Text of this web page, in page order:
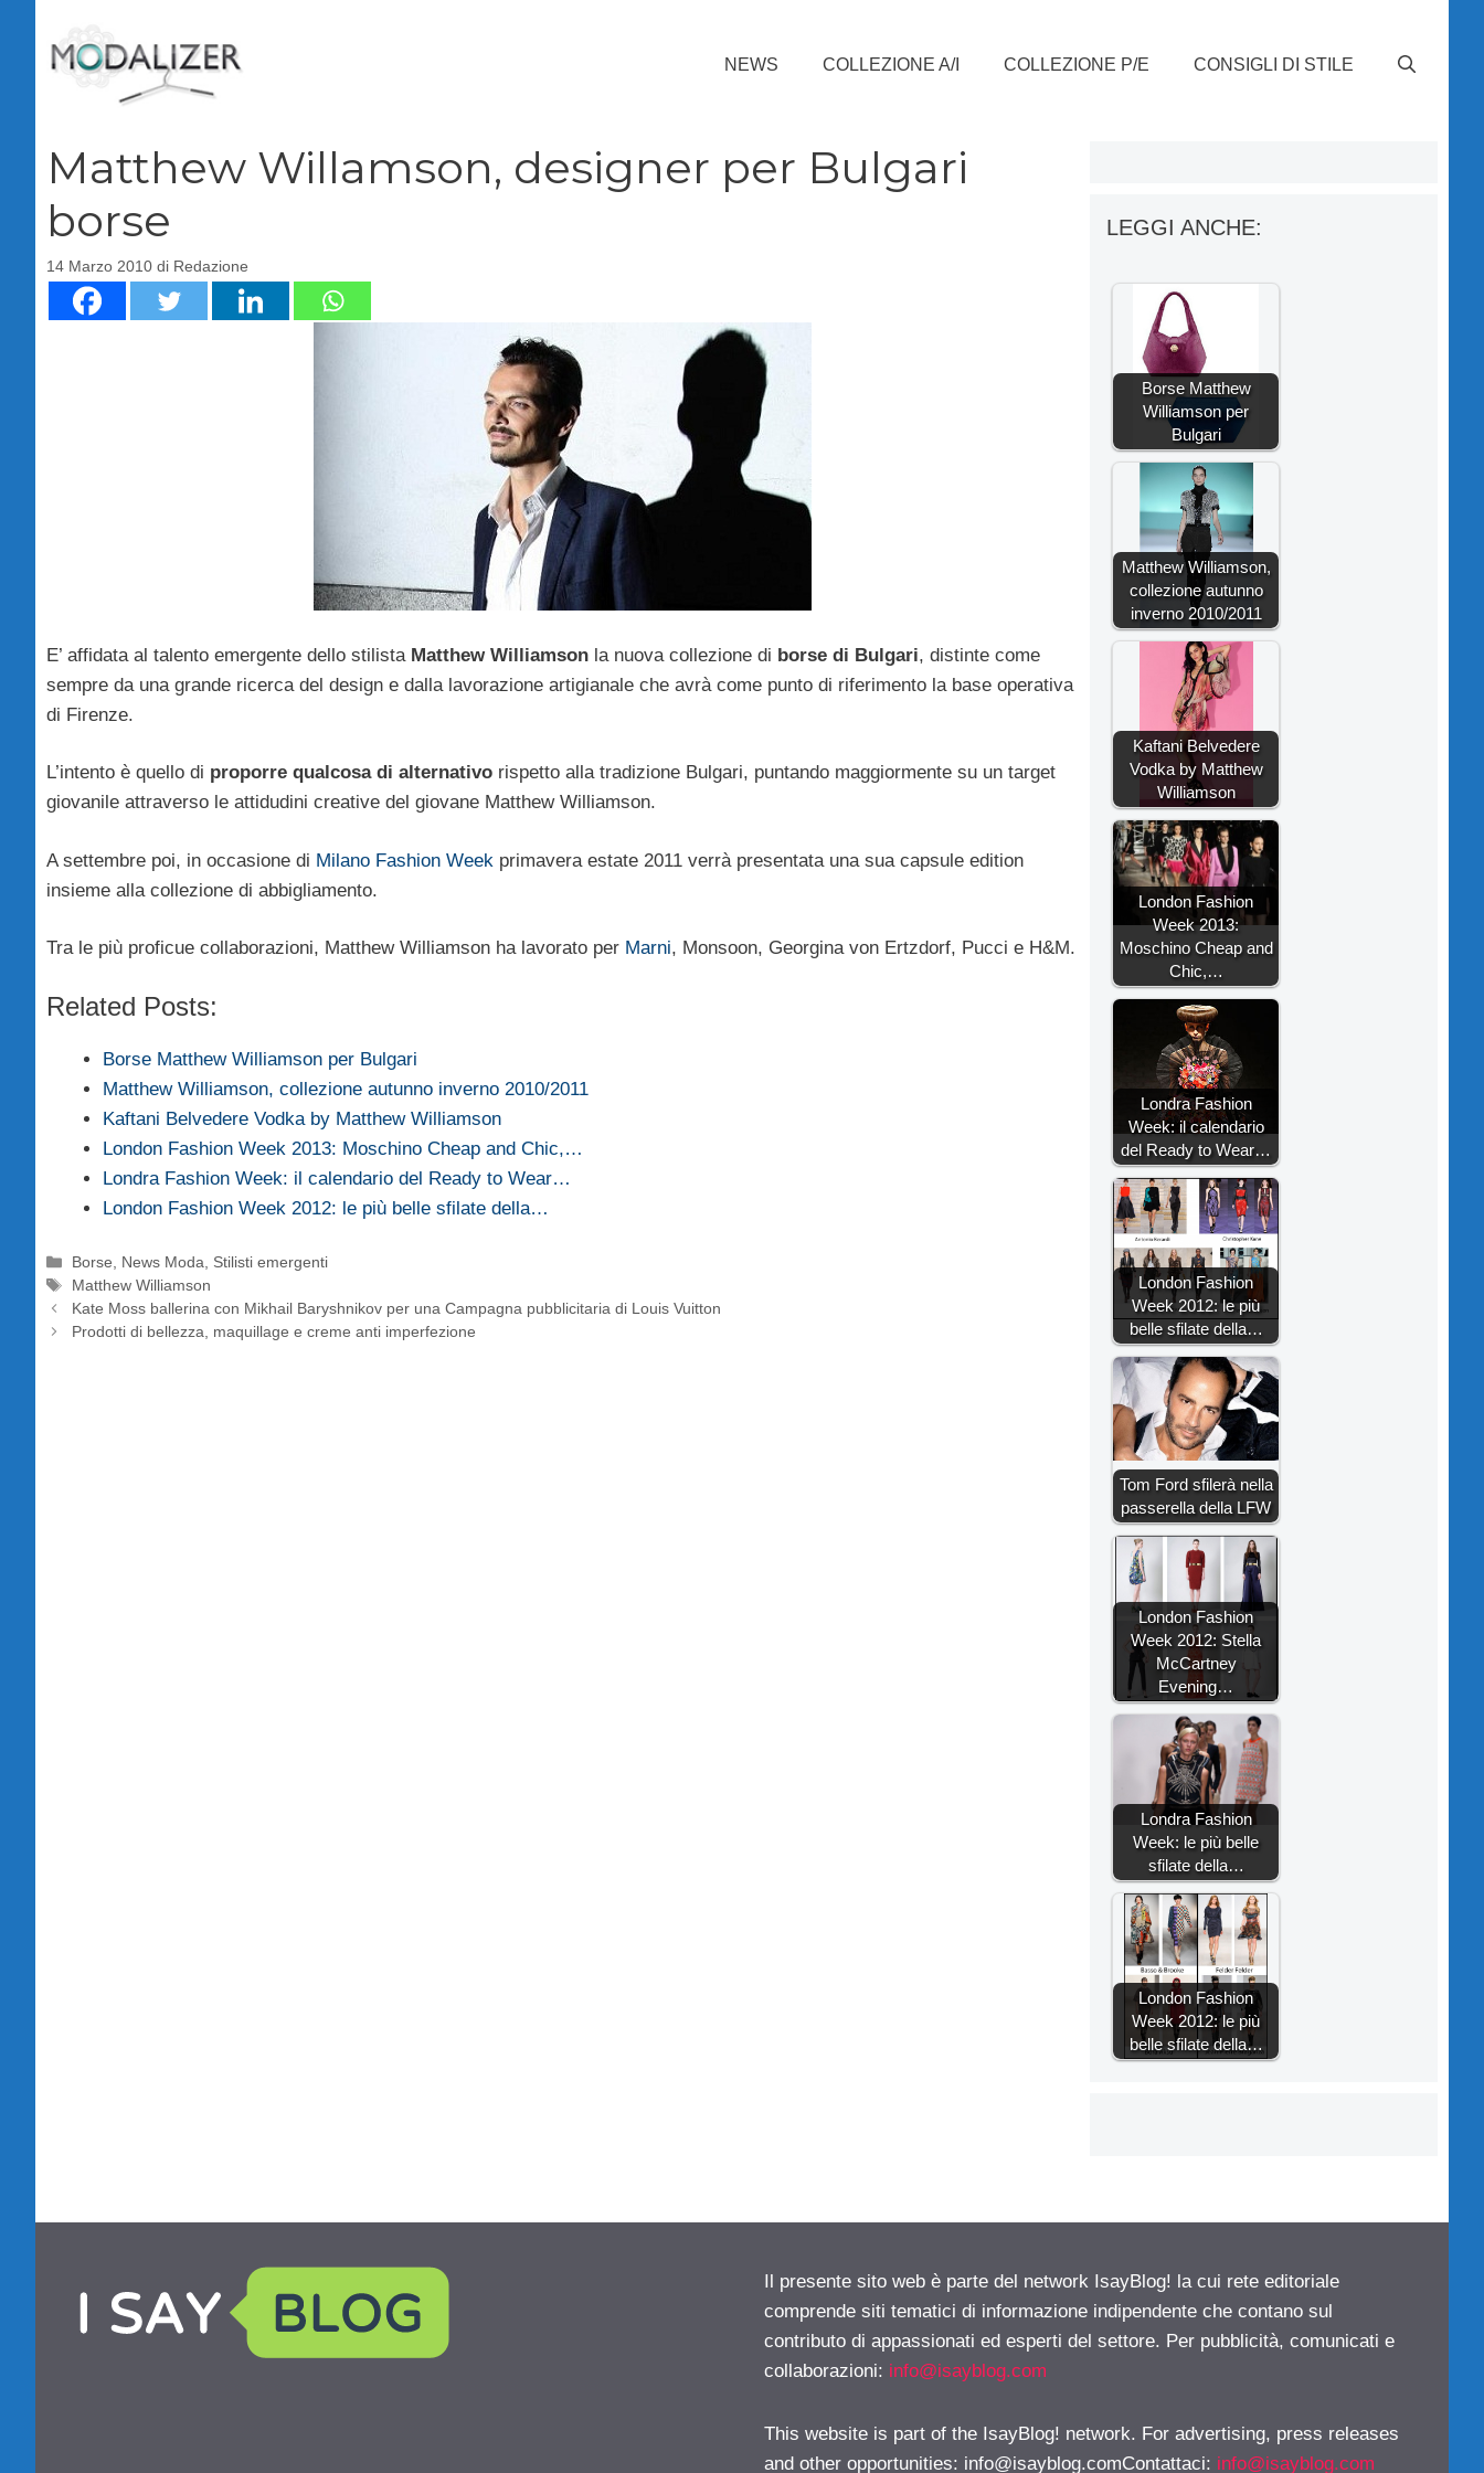
contenuto
NEWS COLLEZIONE A/I COLLEZIONE P/E CONSIGLI DI STILE
Matthew Willamson, designer per Bulgari
borse
14 Marzo 2010 di Redazione
E’ affidata al talento emergente dello stilista Matthew Williamson la nuova collezione di borse di Bulgari, distinte come
sempre da una grande ricerca del design e dalla lavorazione artigianale che avrà come punto di riferimento la base operativa
di Firenze.
L’intento è quello di proporre qualcosa di alternativo rispetto alla tradizione Bulgari, puntando maggiormente su un target
giovanile attraverso le attidudini creative del giovane Matthew Williamson.
A settembre poi, in occasione di Milano Fashion Week primavera estate 2011 verrà presentata una sua capsule edition
insieme alla collezione di abbigliamento.
Tra le più proficue collaborazioni, Matthew Williamson ha lavorato per Marni, Monsoon, Georgina von Ertzdorf, Pucci e H&M.
Related Posts:
Borse Matthew Williamson per Bulgari
Matthew Williamson, collezione autunno inverno 2010/2011
Kaftani Belvedere Vodka by Matthew Williamson
London Fashion Week 2013: Moschino Cheap and Chic,…
Londra Fashion Week: il calendario del Ready to Wear…
London Fashion Week 2012: le più belle sfilate della…
Categorie
Borse, News Moda, Stilisti emergenti
Tag
Matthew Williamson
Kate Moss ballerina con Mikhail Baryshnikov per una Campagna pubblicitaria di Louis Vuitton
Prodotti di bellezza, maquillage e creme anti imperfezione
LEGGI ANCHE:
Borse Matthew
Williamson per
Bulgari
Matthew Williamson,
collezione autunno
inverno 2010/2011
Kaftani Belvedere
Vodka by Matthew
Williamson
London Fashion
Week 2013:
Moschino Cheap and
Chic,…
Londra Fashion
Week: il calendario
del Ready to Wear…
London Fashion
Week 2012: le più
belle sfilate della…
Tom Ford sfilerà nella
passerella della LFW
London Fashion
Week 2012: Stella
McCartney
Evening…
Londra Fashion
Week: le più belle
sfilate della…
London Fashion
Week 2012: le più
belle sfilate della…
Il presente sito web è parte del network IsayBlog! la cui rete editoriale
comprende siti tematici di informazione indipendente che contano sul
contributo di appassionati ed esperti del settore. Per pubblicità, comunicati e
collaborazioni: info@isayblog.com
This website is part of the IsayBlog! network. For advertising, press releases
and other opportunities: info@isayblog.comContattaci: info@isayblog.com